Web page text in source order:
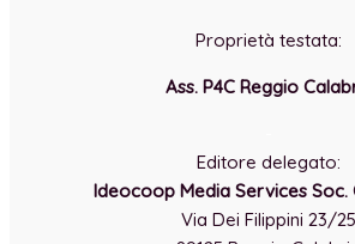
Proprietà testata:
Ass. P4C Reggio
Editore delegato:
Ideocoop Media Services Soc.
Via Dei Filippini 23/25